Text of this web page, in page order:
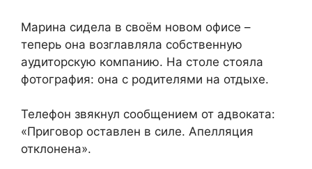
Марина сидела в своём новом офисе –
теперь она возглавляла собственную
аудиторскую компанию. На столе стояла
фотография: она с родителями на отдыхе.
Телефон звякнул сообщением от адвоката:
«Приговор оставлен в силе. Апелляция
отклонена».